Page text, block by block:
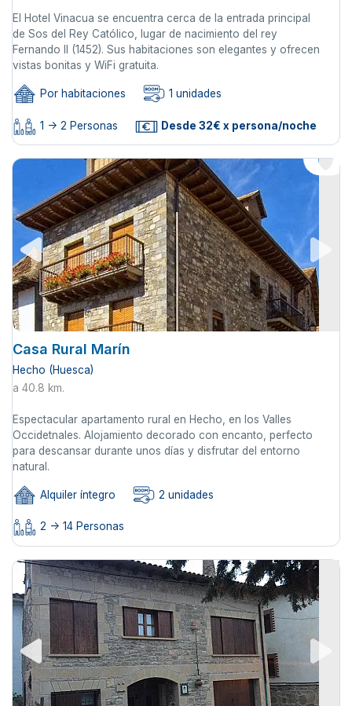
El Hotel Vinacua se encuentra cerca de la entrada principal
de Sos del Rey Católico, lugar de nacimiento del rey
Fernando II (1452). Sus habitaciones son elegantes y ofrecen
vistas bonitas y WiFi gratuita.
Por habitaciones 1 unidades
1 -> 2 Personas Desde 32€ x persona/noche
Casa Rural Marín
Hecho (Huesca)
a 40.8 km.
Espectacular apartamento rural en Hecho, en los Valles
Occidetnales. Alojamiento decorado con encanto, perfecto
para descansar durante unos días y disfrutar del entorno
natural.
Alquiler íntegro 2 unidades
2 -> 14 Personas